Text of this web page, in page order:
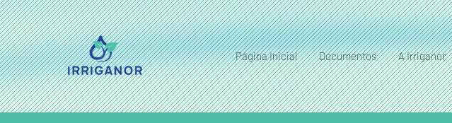
Página Inicial Documentos A Irriganor